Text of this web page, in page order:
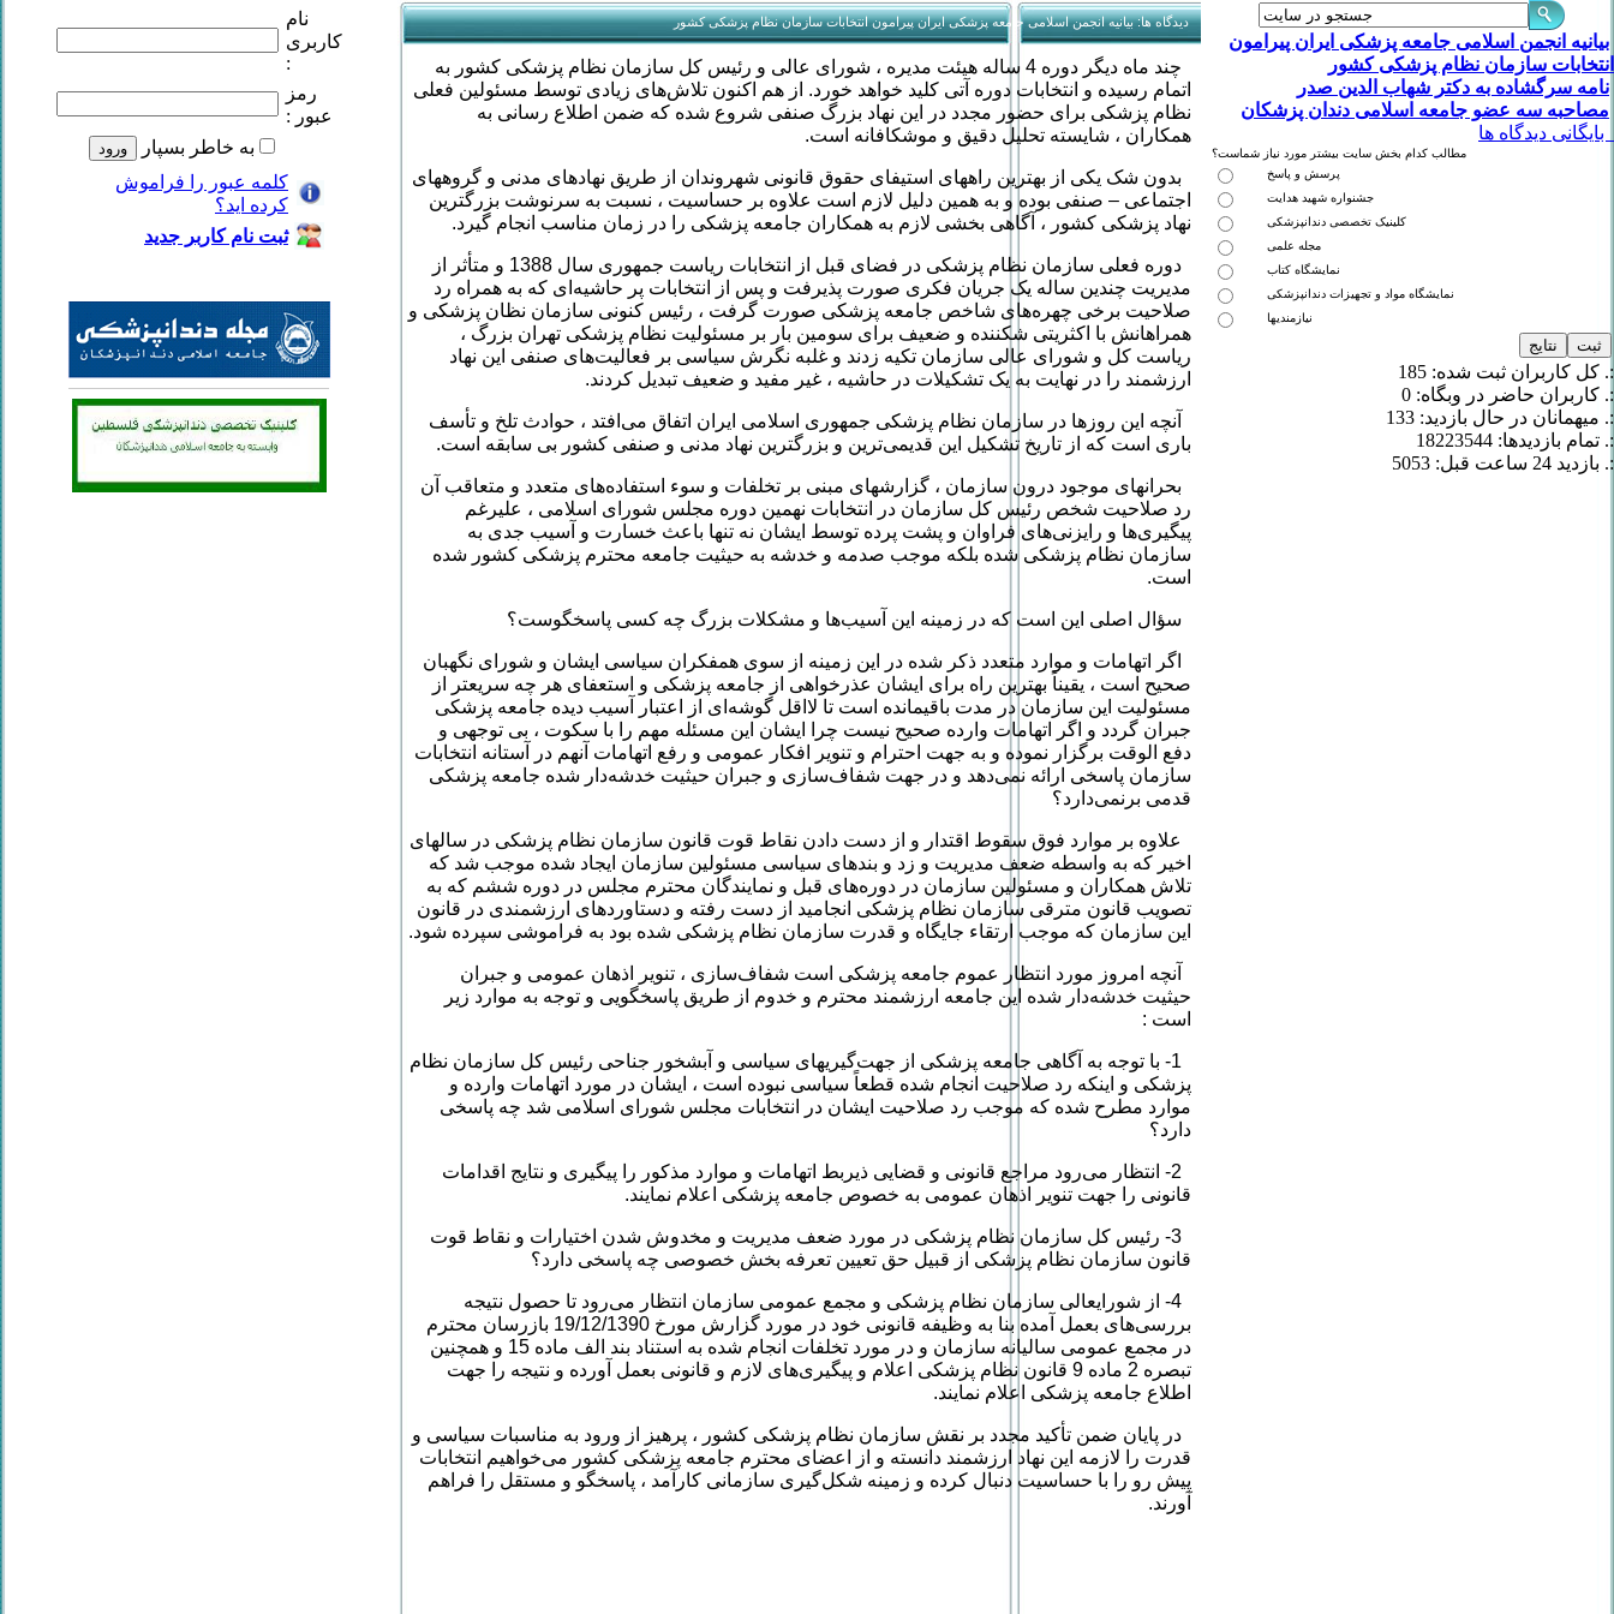
نام
کاربری
:
رمز
عبور :
به خاطر بسپار
کلمه عبور را فراموش
کرده ايد؟
ثبت نام کاربر جديد
دیدگاه ها: بیانیه انجمن اسلامی جامعه پزشکی ایران پیرامون انتخابات سازمان نظام پزشکی کشور
چند ماه دیگر دوره 4 ساله هیئت مدیره ، شورای عالی و رئیس کل سازمان نظام پزشکی کشور به
اتمام رسیده و انتخابات دوره آتی کلید خواهد خورد. از هم اکنون تلاش‌های زیادی توسط مسئولین فعلی
نظام پزشکی برای حضور مجدد در این نهاد بزرگ صنفی شروع شده که ضمن اطلاع رسانی به
همکاران ، شایسته تحلیل دقیق و موشکافانه است.
بدون شک یکی از بهترین راههای استیفای حقوق قانونی شهروندان از طریق نهادهای مدنی و گروههای
اجتماعی – صنفی بوده و به همین دلیل لازم است علاوه بر حساسیت ، نسبت به سرنوشت بزرگترین
نهاد پزشکی کشور ، آگاهی بخشی لازم به همکاران جامعه پزشکی را در زمان مناسب انجام گیرد.
دوره فعلی سازمان نظام پزشکی در فضای قبل از انتخابات ریاست جمهوری سال 1388 و متأثر از
مدیریت چندین ساله یک جریان فکری صورت پذیرفت و پس از انتخابات پر حاشیه‌ای که به همراه رد
صلاحیت برخی چهره‌های شاخص جامعه پزشکی صورت گرفت ، رئیس کنونی سازمان نظان پزشکی و
همراهانش با اکثریتی شکننده و ضعیف برای سومین بار بر مسئولیت نظام پزشکی تهران بزرگ ،
ریاست کل و شورای عالی سازمان تکیه زدند و غلبه نگرش سیاسی بر فعالیت‌های صنفی این نهاد
ارزشمند را در نهایت به یک تشکیلات در حاشیه ، غیر مفید و ضعیف تبدیل کردند.
آنچه این روزها در سازمان نظام پزشکی جمهوری اسلامی ایران اتفاق می‌افتد ، حوادث تلخ و تأسف
باری است که از تاریخ تشکیل این قدیمی‌ترین و بزرگترین نهاد مدنی و صنفی کشور بی سابقه است.
بحرانهای موجود درون سازمان ، گزارشهای مبنی بر تخلفات و سوء استفاده‌های متعدد و متعاقب آن
رد صلاحیت شخص رئیس کل سازمان در انتخابات نهمین دوره مجلس شورای اسلامی ، علیرغم
پیگیری‌ها و رایزنی‌های فراوان و پشت پرده توسط ایشان نه تنها باعث خسارت و آسیب جدی به
سازمان نظام پزشکی شده بلکه موجب صدمه و خدشه به حیثیت جامعه محترم پزشکی کشور شده
است.
سؤال اصلی این است که در زمینه این آسیب‌ها و مشکلات بزرگ چه کسی پاسخگوست؟
اگر اتهامات و موارد متعدد ذکر شده در این زمینه از سوی همفکران سیاسی ایشان و شورای نگهبان
صحیح است ، یقیناً بهترین راه برای ایشان عذرخواهی از جامعه پزشکی و استعفای هر چه سریعتر از
مسئولیت این سازمان در مدت باقیمانده است تا لااقل گوشه‌ای از اعتبار آسیب دیده جامعه پزشکی
جبران گردد و اگر اتهامات وارده صحیح نیست چرا ایشان این مسئله مهم را با سکوت ، بی توجهی و
دفع الوقت برگزار نموده و به جهت احترام و تنویر افکار عمومی و رفع اتهامات آنهم در آستانه انتخابات
سازمان پاسخی ارائه نمی‌دهد و در جهت شفاف‌سازی و جبران حیثیت خدشه‌دار شده جامعه پزشکی
قدمی برنمی‌دارد؟
علاوه بر موارد فوق سقوط اقتدار و از دست دادن نقاط قوت قانون سازمان نظام پزشکی در سالهای
اخیر که به واسطه ضعف مدیریت و زد و بندهای سیاسی مسئولین سازمان ایجاد شده موجب شد که
تلاش همکاران و مسئولین سازمان در دوره‌های قبل و نمایندگان محترم مجلس در دوره ششم که به
تصویب قانون مترقی سازمان نظام پزشکی انجامید از دست رفته و دستاوردهای ارزشمندی در قانون
این سازمان که موجب ارتقاء جایگاه و قدرت سازمان نظام پزشکی شده بود به فراموشی سپرده شود.
آنچه امروز مورد انتظار عموم جامعه پزشکی است شفاف‌سازی ، تنویر اذهان عمومی و جبران
حیثیت خدشه‌دار شده این جامعه ارزشمند محترم و خدوم از طریق پاسخگویی و توجه به موارد زیر
است :
1- با توجه به آگاهی جامعه پزشکی از جهت‌گیریهای سیاسی و آبشخور جناحی رئیس کل سازمان نظام
پزشکی و اینکه رد صلاحیت انجام شده قطعاً سیاسی نبوده است ، ایشان در مورد اتهامات وارده و
موارد مطرح شده که موجب رد صلاحیت ایشان در انتخابات مجلس شورای اسلامی شد چه پاسخی
دارد؟
2- انتظار می‌رود مراجع قانونی و قضایی ذیربط اتهامات و موارد مذکور را پیگیری و نتایج اقدامات
قانونی را جهت تنویر اذهان عمومی به خصوص جامعه پزشکی اعلام نمایند.
3- رئیس کل سازمان نظام پزشکی در مورد ضعف مدیریت و مخدوش شدن اختیارات و نقاط قوت
قانون سازمان نظام پزشکی از قبیل حق تعیین تعرفه بخش خصوصی چه پاسخی دارد؟
4- از شورایعالی سازمان نظام پزشکی و مجمع عمومی سازمان انتظار می‌رود تا حصول نتیجه
بررسی‌های بعمل آمده بنا به وظیفه قانونی خود در مورد گزارش مورخ 19/12/1390 بازرسان محترم
در مجمع عمومی سالیانه سازمان و در مورد تخلفات انجام شده به استناد بند الف ماده 15 و همچنین
تبصره 2 ماده 9 قانون نظام پزشکی اعلام و پیگیری‌های لازم و قانونی بعمل آورده و نتیجه را جهت
اطلاع جامعه پزشکی اعلام نمایند.
در پایان ضمن تأکید مجدد بر نقش سازمان نظام پزشکی کشور ، پرهیز از ورود به مناسبات سیاسی و
قدرت را لازمه این نهاد ارزشمند دانسته و از اعضای محترم جامعه پزشکی کشور می‌خواهیم انتخابات
پیش رو را با حساسیت دنبال کرده و زمینه شکل‌گیری سازمانی کارآمد ، پاسخگو و مستقل را فراهم
آورند.
بیانیه انجمن اسلامی جامعه پزشکی ایران پیرامون
انتخابات سازمان نظام پزشکی کشور
نامه سرگشاده به دکتر شهاب الدین صدر
مصاحبه سه عضو جامعه اسلامی دندان پزشکان
بایگانی دیدگاه ها
مطالب کدام بخش سایت بیشتر مورد نیاز شماست؟
پرسش و پاسخ
جشنواره شهید هدایت
کلینیک تخصصی دندانپزشکی
مجله علمی
نمایشگاه کتاب
نمایشگاه مواد و تجهیزات دندانپزشکی
نیازمندیها
:. کل کاربران ثبت شده: 185
:. کاربران حاضر در وبگاه: 0
:. میهمانان در حال بازدید: 133
:. تمام بازدید‌ها: 18223544
:. بازدید 24 ساعت قبل: 5053